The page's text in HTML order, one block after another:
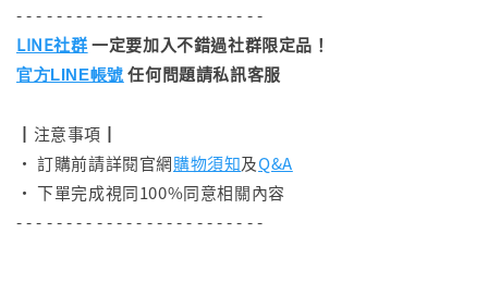
- - - - - - - - - - - - - - - - - - - - - - - - -
LINE社群一定要加入不錯過社群限定品！
官方LINE帳號 任何問題請私訊客服
┃注意事項┃
• 訂購前請詳閱官網購物須知及Q&A
• 下單完成視同100%同意相關內容
- - - - - - - - - - - - - - - - - - - - - - - - -